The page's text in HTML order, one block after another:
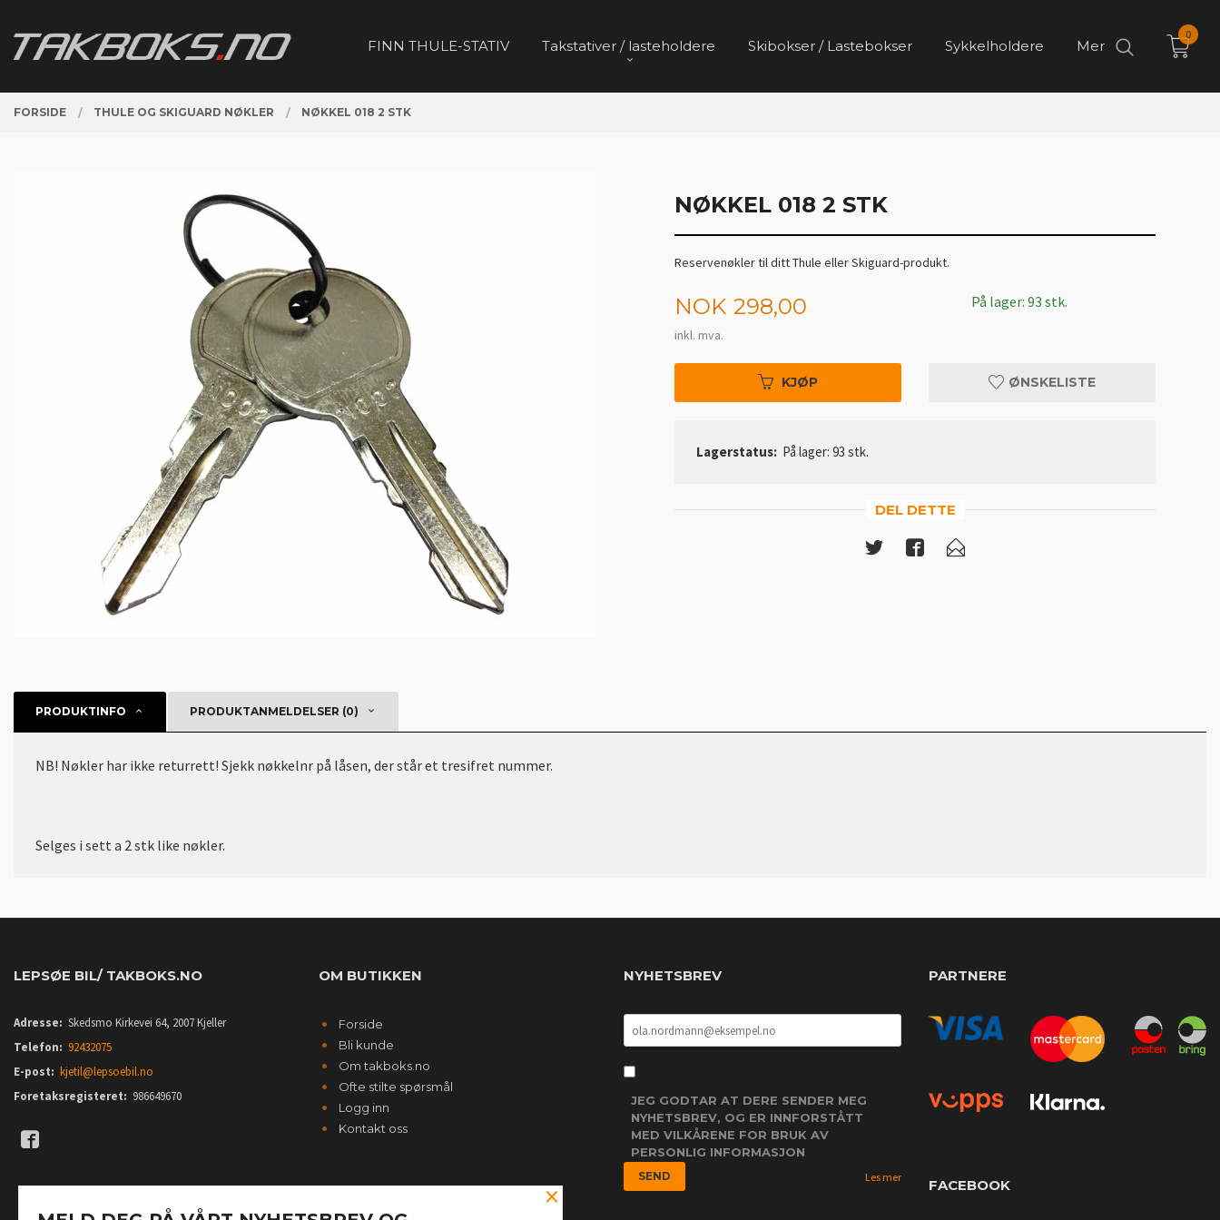
innholdet
FINN THULE-STATIV Takstativer / lasteholdere Skibokser / Lastebokser Sykkelholdere Mer
0
FORSIDE THULE OG SKIGUARD NØKLER NØKKEL 018 2 STK
NØKKEL 018 2 STK
Reservenøkler til ditt Thule eller Skiguard-produkt.
Pris
NOK 298,00
inkl. mva.
På lager: 93 stk.
KJØP ØNSKELISTE
Lagerstatus: På lager: 93 stk.
DEL DETTE
PRODUKTINFO PRODUKTANMELDELSER (0)
NB! Nøkler har ikke returrett! Sjekk nøkkelnr på låsen, der står et tresifret nummer.
Selges i sett a 2 stk like nøkler.
LEPSØE BIL/ TAKBOKS.NO
Adresse: Skedsmo Kirkevei 64, 2007 Kjeller
Telefon: 92432075
E-post: kjetil@lepsoebil.no
Foretaksregisteret: 986649670
OM BUTIKKEN
Forside
Bli kunde
Om takboks.no
Ofte stilte spørsmål
Logg inn
Kontakt oss
NYHETSBREV
JEG GODTAR AT DERE SENDER MEG
NYHETSBREV, OG ER INNFORSTÅTT
MED VILKÅRENE FOR BRUK AV
PERSONLIG INFORMASJON
Les mer
PARTNERE
FACEBOOK
×